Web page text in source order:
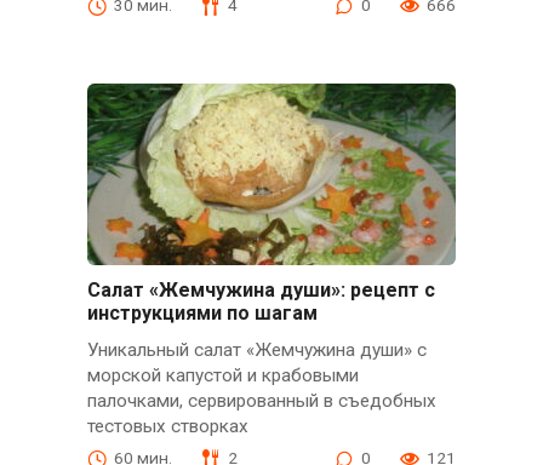
30 мин. 4 0 666
Салат «Жемчужина души»: рецепт с
инструкциями по шагам
Уникальный салат «Жемчужина души» с
морской капустой и крабовыми
палочками, сервированный в съедобных
тестовых створках
60 мин. 2 0 121